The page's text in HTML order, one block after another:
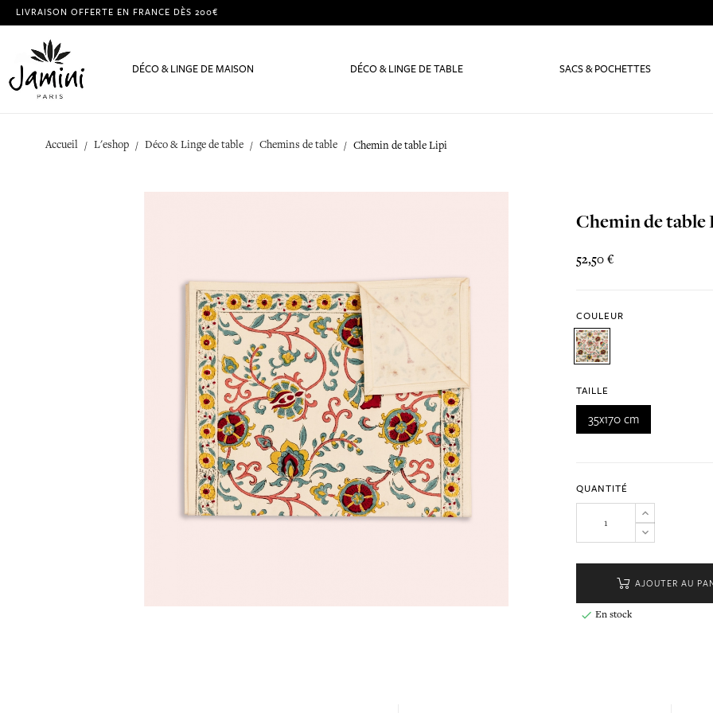
LIVRAISON OFFERTE EN FRANCE DÈS 200€
DÉCO & LINGE DE MAISON DÉCO & LINGE DE TABLE SACS & POCHETTES
Accueil L'eshop Déco & Linge de table Chemins de table Chemin de table Lipi
Chemin de
52,50 €
COULEUR
TAILLE
35x170 cm
QUANTITÉ
AJOUTER AU
 En stock